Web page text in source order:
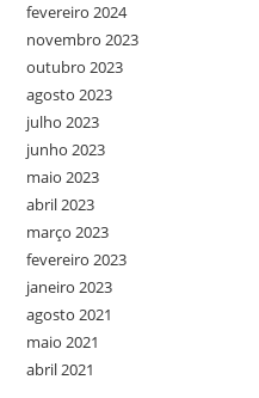
fevereiro 2024
novembro 2023
outubro 2023
agosto 2023
julho 2023
junho 2023
maio 2023
abril 2023
março 2023
fevereiro 2023
janeiro 2023
agosto 2021
maio 2021
abril 2021